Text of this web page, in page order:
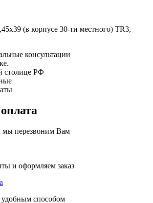
(в корпусе 30-ти местного) TR3,
консультации
столице РФ
мы перезвоним Вам
и оформляем заказ
удобным способом